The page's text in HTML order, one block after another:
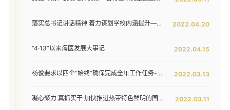
2022.04.20
落实总书记讲话精神 着力谋划学校内涵提升——我校召开发展战略咨询委员会第二次工作会议
2022.04.15
“4·13”以来海医发展大事记
2022.03.13
杨俊要求以四个“始终”确保完成全年工作任务--我校六届五次教代会暨七届二次工代会胜利闭幕
2022.03.11
凝心聚力 真抓实干 加快推进热带特色鲜明的国际化高水平医科大学建设步伐 ——我校六届五次教代会暨七届二次工代会隆重开幕